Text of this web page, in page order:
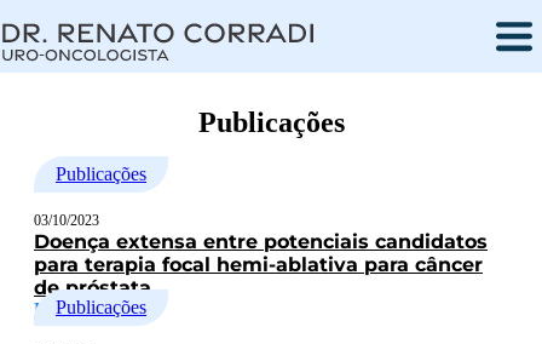
Dr. Renato CorradiUro-Oncologista
Publicações
Publicações
03/10/2023
Doença extensa entre potenciais candidatos
para terapia focal hemi-ablativa para câncer
de próstata
LER ARTIGO
Publicações